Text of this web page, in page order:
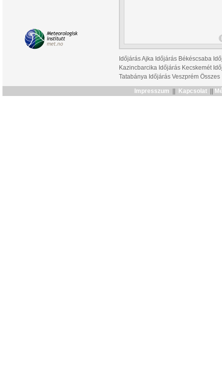
Időjárás Ajka Időjárás Békéscsaba
Kazincbarcika Időjárás Kecskemét
Tatabánya Időjárás Veszprém Összes
Impresszum Kapcsolat